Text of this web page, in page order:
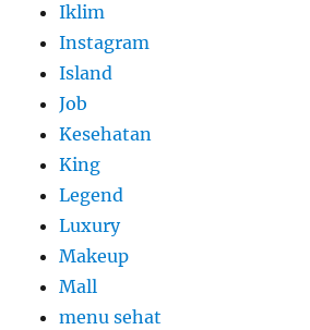
Iklim
Instagram
Island
Job
Kesehatan
King
Legend
Luxury
Makeup
Mall
menu sehat